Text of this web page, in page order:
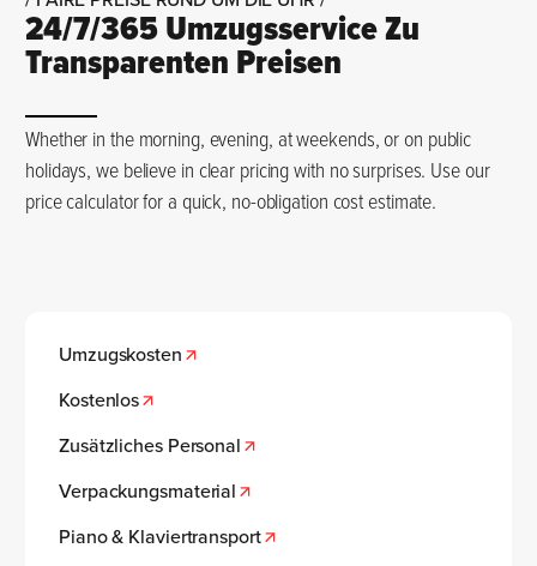
24/7/365 Umzugsservice Zu
Transparenten Preisen
Whether in the morning, evening, at weekends, or on public
holidays, we believe in clear pricing with no surprises. Use our
price calculator for a quick, no-obligation cost estimate.
Umzugskosten
Kostenlos
Zusätzliches Personal
Verpackungsmaterial
Piano & Klaviertransport